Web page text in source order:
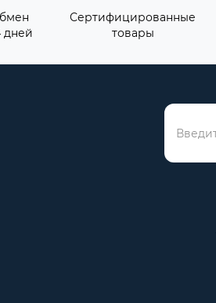
дней
Сертифицированные
товары